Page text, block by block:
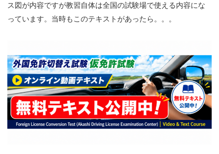
ス図が内容ですが教習自体は全国の試験場で使える内容にな
っています。当時もこのテキストがあったら。。。